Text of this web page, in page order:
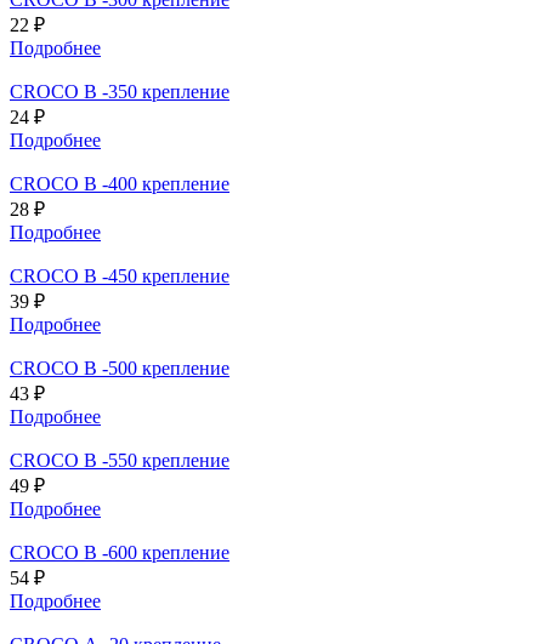
22 ₽
Подробнее
CROCO В -350 крепление
24 ₽
Подробнее
CROCO В -400 крепление
28 ₽
Подробнее
CROCO В -450 крепление
39 ₽
Подробнее
CROCO В -500 крепление
43 ₽
Подробнее
CROCO В -550 крепление
49 ₽
Подробнее
CROCO В -600 крепление
54 ₽
Подробнее